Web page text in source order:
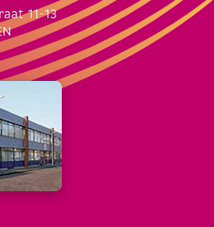
11-13